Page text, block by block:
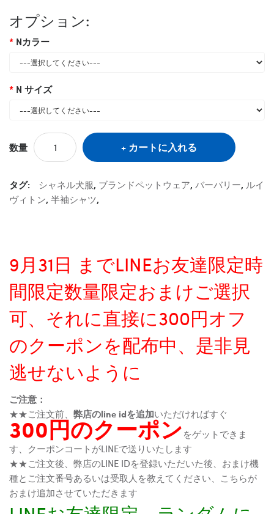
オプション:
Nカラー
N サイズ
数量 カートに入れる
タグ: シャネル犬服, ブランドペットウェア, バーバリー, ルイ
ヴィトン, 半袖シャツ,
9月31日 までLINEお友達限定時
間限定数量限定おまけご選択
可、それに直接に300円オフ
のクーポンを配布中、是非見
逃せないように
ご注意：
★★ご注文前、 弊店のline idを追加いただければすぐ
300円のクーポンをゲットできま
す、クーポンコートがLINEで送りいたします
★★ご注文後、弊店のLINE IDを登録いただいた後、おまけ機
種とご注文番号あるいは受取人を教えてください、こちらが
おまけ追加させていただきます